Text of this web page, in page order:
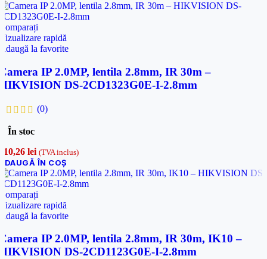
rapidă
la favorite
IP 2.0MP, lentila 2.8mm, IR 30m –
DS-2CD1323G0E-I-2.8mm
(0)
În stoc
lei (TVA inclus)
ÎN COȘ
rapidă
la favorite
IP 2.0MP, lentila 2.8mm, IR 30m, IK10 –
DS-2CD1123G0E-I-2.8mm